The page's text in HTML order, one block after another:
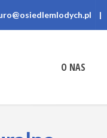
|
O NAS